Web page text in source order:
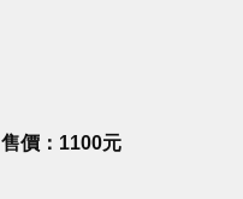
售價：1100元